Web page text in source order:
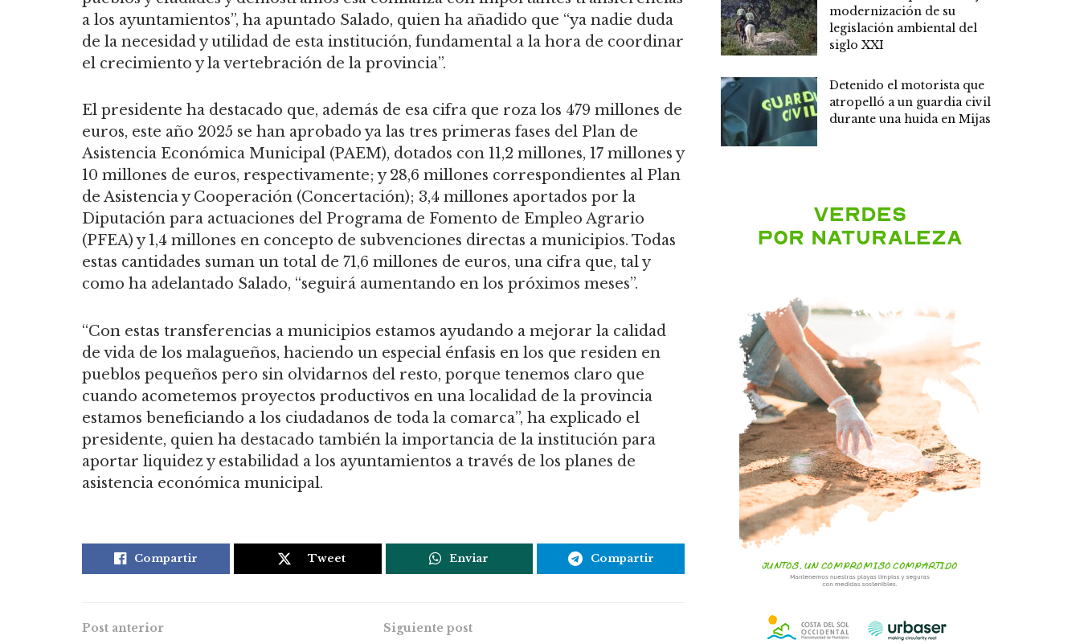
a los ayuntamientos”, ha apuntado Salado, quien ha añadido que “ya nadie duda
de la necesidad y utilidad de esta institución, fundamental a la hora de coordinar
el crecimiento y la vertebración de la provincia”.
El presidente ha destacado que, además de esa cifra que roza los 479 millones de
euros, este año 2025 se han aprobado ya las tres primeras fases del Plan de
Asistencia Económica Municipal (PAEM), dotados con 11,2 millones, 17 millones y
10 millones de euros, respectivamente; y 28,6 millones correspondientes al Plan
de Asistencia y Cooperación (Concertación); 3,4 millones aportados por la
Diputación para actuaciones del Programa de Fomento de Empleo Agrario
(PFEA) y 1,4 millones en concepto de subvenciones directas a municipios. Todas
estas cantidades suman un total de 71,6 millones de euros, una cifra que, tal y
como ha adelantado Salado, “seguirá aumentando en los próximos meses”.
“Con estas transferencias a municipios estamos ayudando a mejorar la calidad
de vida de los malagueños, haciendo un especial énfasis en los que residen en
pueblos pequeños pero sin olvidarnos del resto, porque tenemos claro que
cuando acometemos proyectos productivos en una localidad de la provincia
estamos beneficiando a los ciudadanos de toda la comarca”, ha explicado el
presidente, quien ha destacado también la importancia de la institución para
aportar liquidez y estabilidad a los ayuntamientos a través de los planes de
asistencia económica municipal.
Compartir Tweet Enviar Compartir
Post anterior Siguiente post
modernización de su
legislación ambiental del
siglo XXI
Detenido el motorista que
atropelló a un guardia civil
durante una huida en Mijas